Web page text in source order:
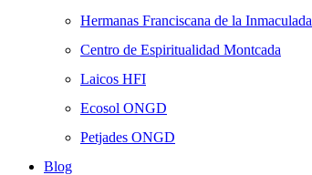
Hermanas Franciscana de la Inmaculada
Centro de Espiritualidad Montcada
Laicos HFI
Ecosol ONGD
Petjades ONGD
Blog